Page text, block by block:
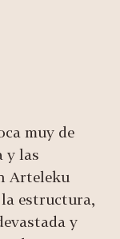
muy de
y las
Arteleku
estructura,
y